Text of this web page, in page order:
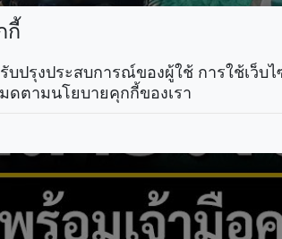
กี้
บปรุงประสบการณ์ของผู้ใช้ การใช้เว็บ
ตามนโยบายคุกกี้ของเรา